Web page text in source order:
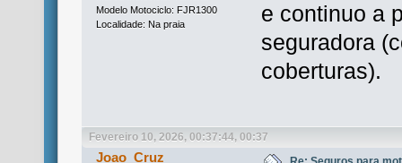
Modelo Motociclo: FJR1300
Localidade: Na praia
e continuo a
seguradora
coberturas).
Fevereiro 10, 2026, 00:37:44, 00:37
Joao_Cruz